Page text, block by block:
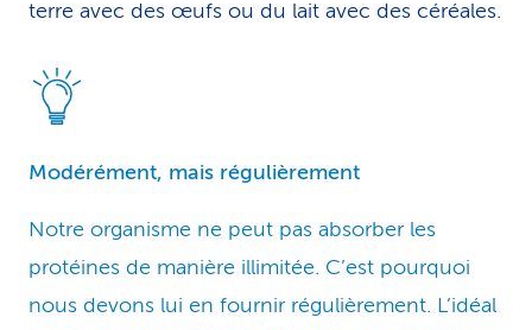
terre avec des œufs ou du lait avec des céréales.
Modérément, mais régulièrement
Notre organisme ne peut pas absorber les
protéines de manière illimitée. C’est pourquoi
nous devons lui en fournir régulièrement. L’idéal